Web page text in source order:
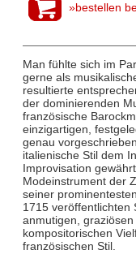
»bestellen
Man fühlte sich im
gerne als
resultierte
der dominierenden
französische
einzigartigen,
genau
italienische Stil dem
Improvisation
Modeinstrument der
seiner
1715 veröffentlichten
anmutigen,
kompositorischen
französischen Stil.